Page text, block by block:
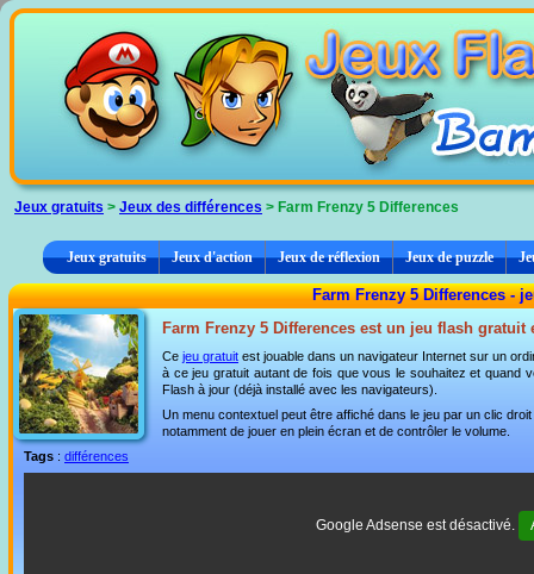
Jeux gratuits > Jeux des différences > Farm Frenzy 5 Differences
Jeux gratuits Jeux d'action Jeux de réflexion Jeux de puzzle
Farm Frenzy 5 Differences -
Farm Frenzy 5 Differences est un jeu flash
Ce jeu gratuit est jouable dans un navigateur Internet sur un
à ce jeu gratuit autant de fois que vous le souhaitez et quand
Flash à jour (déjà installé avec les navigateurs).
Un menu contextuel peut être affiché dans le jeu par un clic
notamment de jouer en plein écran et de contrôler le volume.
Tags : différences
Google Adsense est désactivé.
Panneau de gestion des cookies